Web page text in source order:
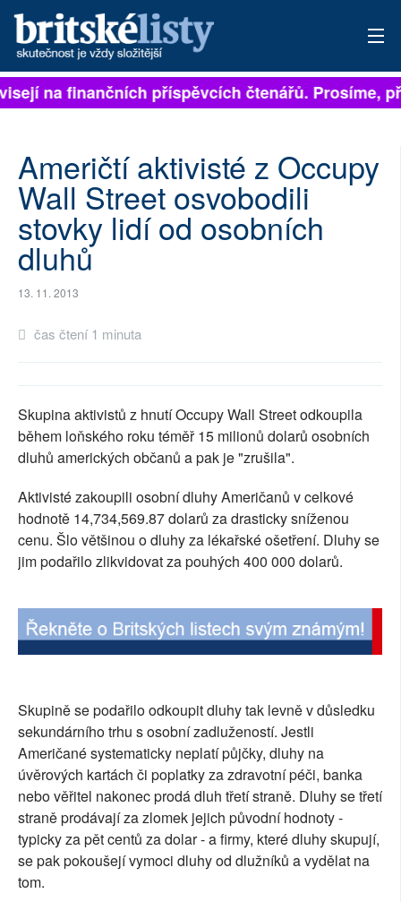
PŘIHLÁSIT
ARCHIV
ROZHOVORY
TÉMATA
NEJČTENĚJŠÍ ZA 7 DNÍ
AUTOŘI
SOCIÁLNÍ SÍTĚ
RUBRIKY
PLNÁ VERZE STRÁNEK
na finančních příspěvcích čtenářů. Prosíme,
Američtí aktivisté z Occupy
Wall Street osvobodili
stovky lidí od osobních
dluhů
13. 11. 2013
čas čtení 1 minuta
Skupina aktivistů z hnutí Occupy Wall Street odkoupila
během loňského roku téměř 15 milionů dolarů osobních
dluhů amerických občanů a pak je "zrušila".
Aktivisté zakoupili osobní dluhy Američanů v celkové
hodnotě 14,734,569.87 dolarů za drasticky sníženou
cenu. Šlo většinou o dluhy za lékařské ošetření. Dluhy se
jim podařilo zlikvidovat za pouhých 400 000 dolarů.
Skupině se podařilo odkoupit dluhy tak levně v důsledku
sekundárního trhu s osobní zadlužeností. Jestli
Američané systematicky neplatí půjčky, dluhy na
úvěrových kartách či poplatky za zdravotní péči, banka
nebo věřitel nakonec prodá dluh třetí straně. Dluhy se třetí
straně prodávají za zlomek jejich původní hodnoty -
typicky za pět centů za dolar - a firmy, které dluhy skupují,
se pak pokoušejí vymoci dluhy od dlužníků a vydělat na
tom.